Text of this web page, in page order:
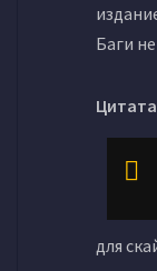
Баги
для